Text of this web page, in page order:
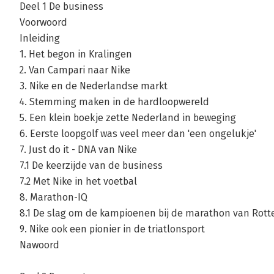
Deel 1 De business
Voorwoord
Inleiding
1. Het begon in Kralingen
2. Van Campari naar Nike
3. Nike en de Nederlandse markt
4. Stemming maken in de hardloopwereld
5. Een klein boekje zette Nederland in beweging
6. Eerste loopgolf was veel meer dan 'een ongelukje'
7. Just do it - DNA van Nike
7.1 De keerzijde van de business
7.2 Met Nike in het voetbal
8. Marathon-IQ
8.1 De slag om de kampioenen bij de marathon van
9. Nike ook een pionier in de triatlonsport
Nawoord